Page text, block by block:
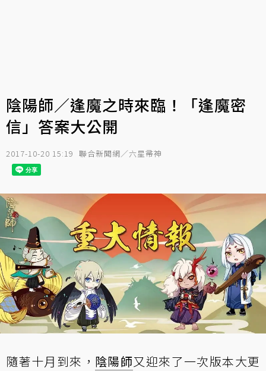
陰陽師／逢魔之時來臨！「逢魔密
信」答案大公開
2017-10-20 15:19 聯合新聞網／六星帚神
隨著十月到來， 陰陽師又迎來了一次版本大更